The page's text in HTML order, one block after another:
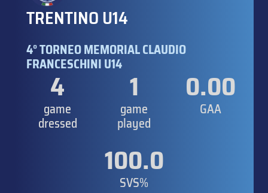
TRENTINO U14
4° TORNEO MEMORIAL CLAUDIO
FRANCESCHINI U14
4
game
dressed
1
game
played
0.00
GAA
100.0
SVS%